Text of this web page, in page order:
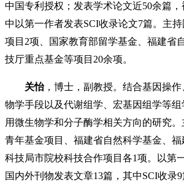
中国专利授权；发表学术论文近50余篇
中以第一作者发表SCI收录论文7篇。主
项目2项、国家教育部留学基金、福建省
技厅重点基金等项目20余项。
关怡 ，博士，副教授。结合基因操
物学手段以及代谢组学、宏基因组学等
用微生物学和分子酶学相关方向的研究
青年基金项目、福建省自然科学基金、
科技局市院校科技合作项目各1项。以第
国内外刊物发表文章13篇，其中SCI收录9